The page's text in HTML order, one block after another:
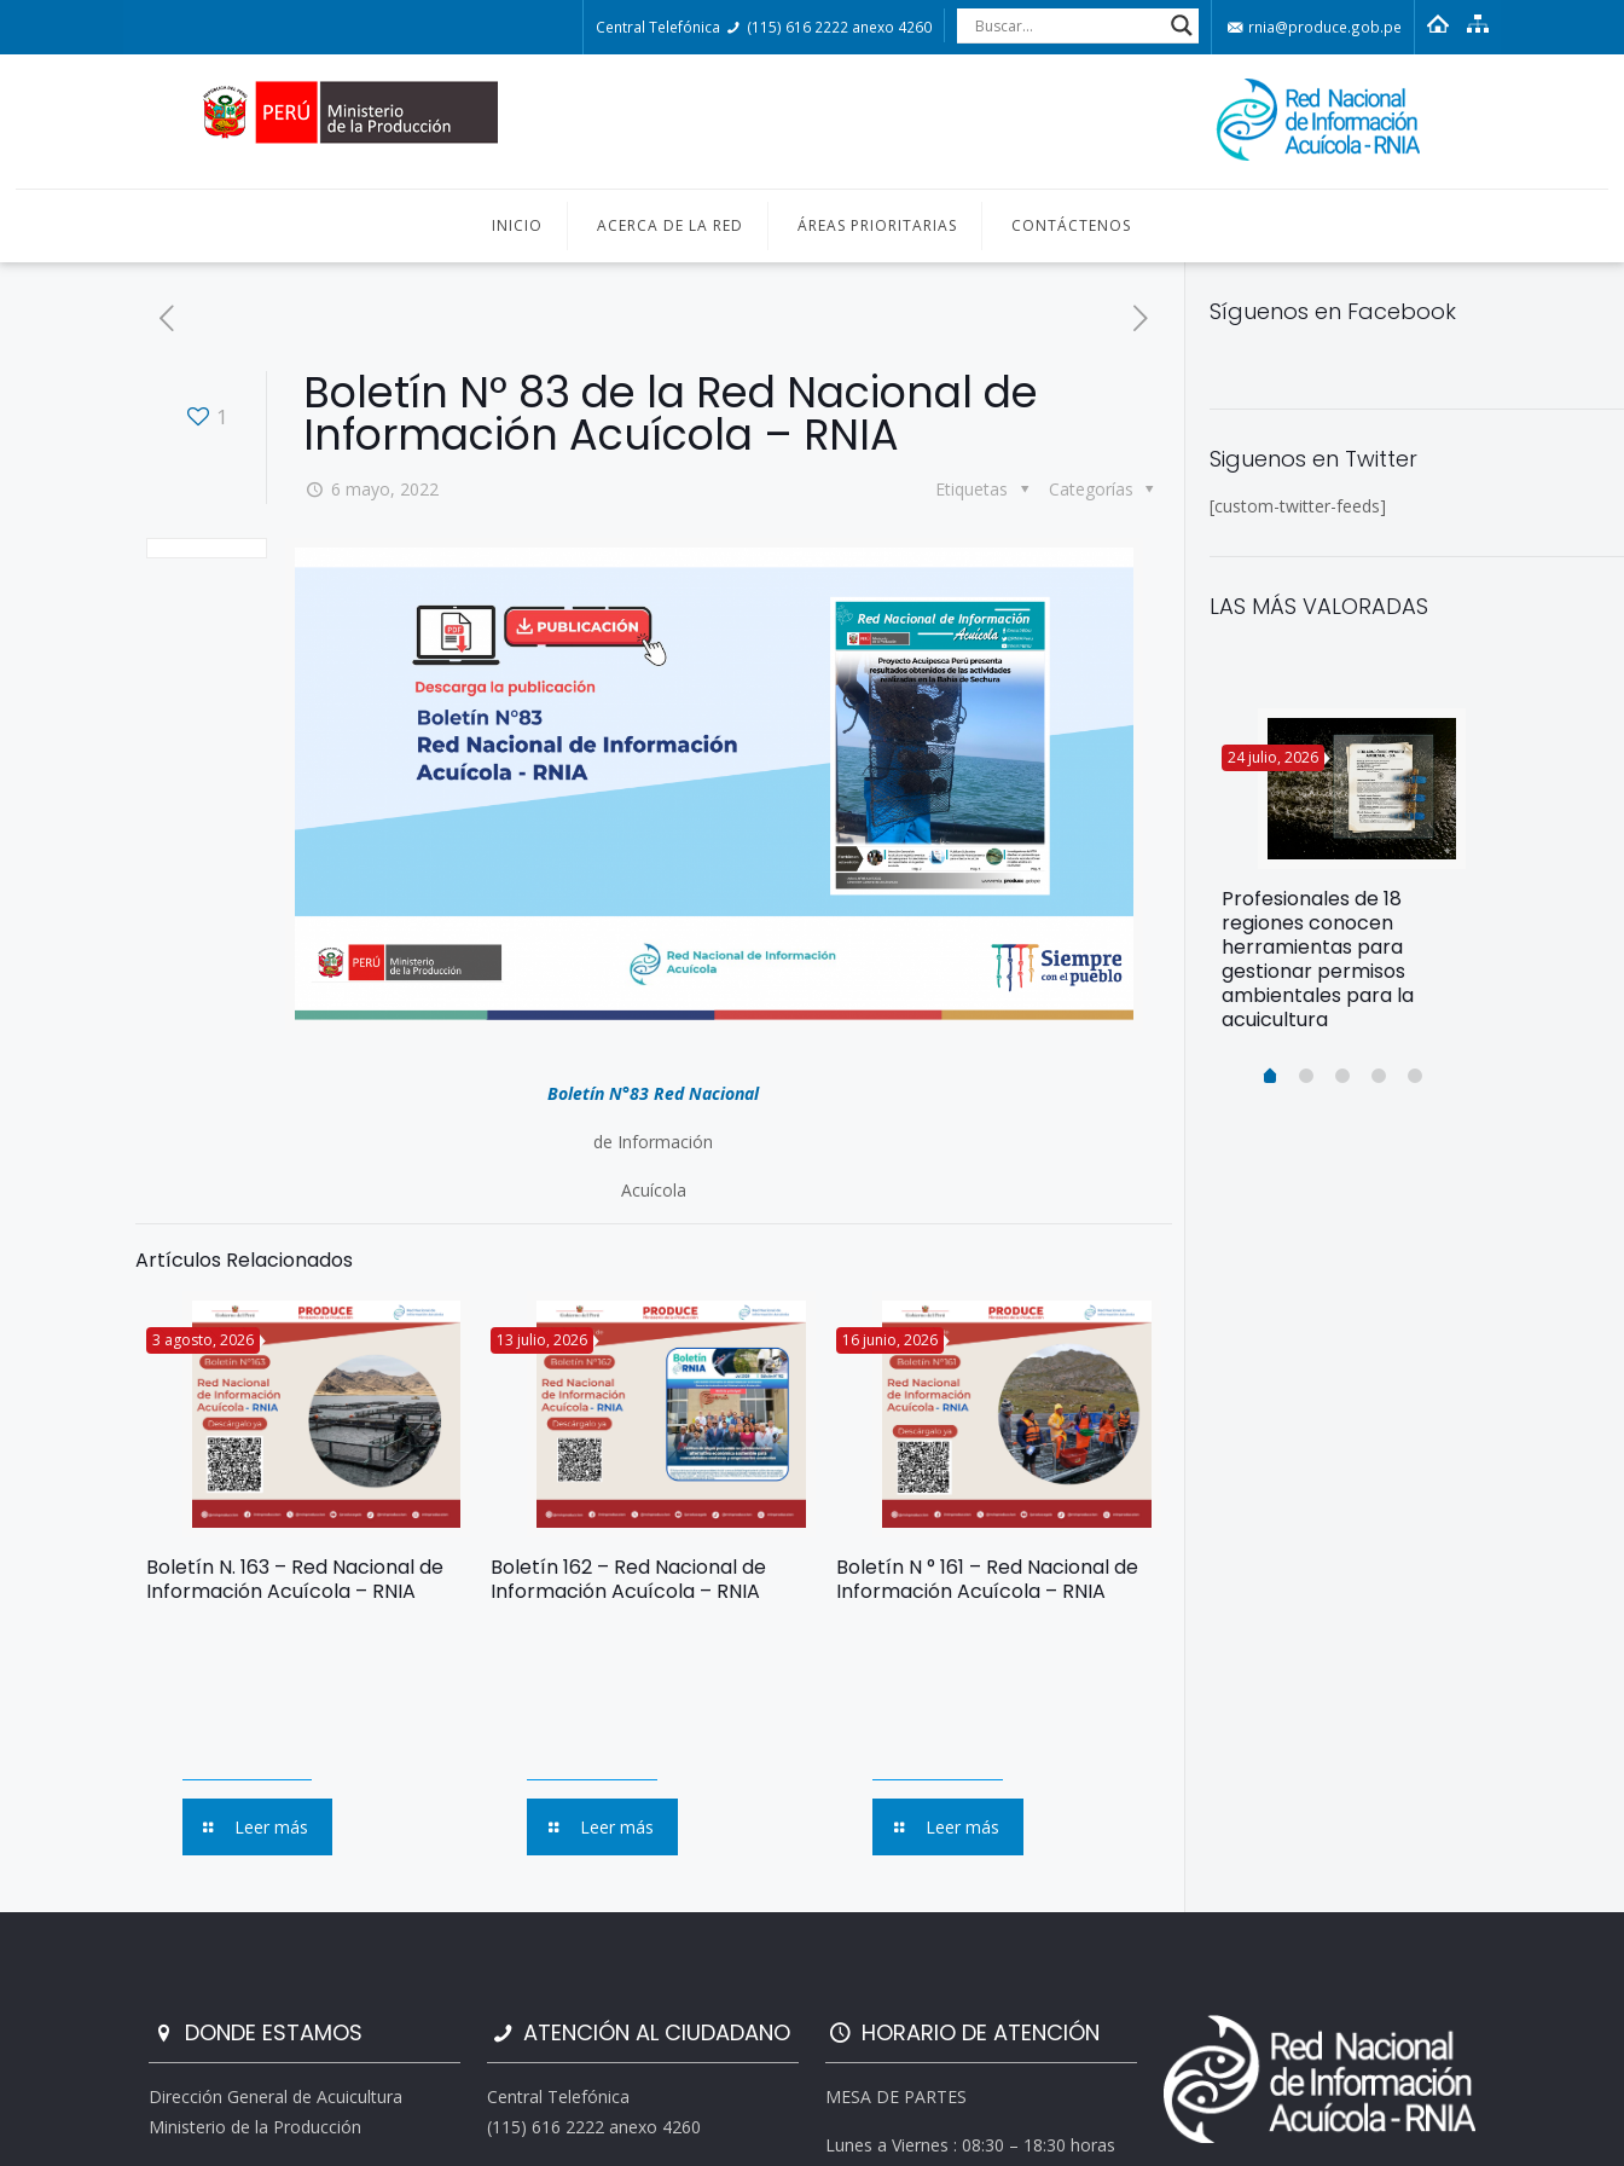
Central Telefónica (115) 616 2222 anexo 4260 rnia@produce.gob.pe
INICIO ACERCA DE LA RED ÁREAS PRIORITARIAS CONTÁCTENOS
1 Boletín N° 83 de la Red Nacional de
Información Acuícola – RNIA
6 mayo, 2022 Categorías
Etiquetas
Boletín N°83 Red Nacional
de Información
Acuícola
Artículos Relacionados
3 agosto, 2026
Boletín N. 163 – Red Nacional de
Información Acuícola – RNIA
Leer más
13 julio, 2026
Boletín 162 – Red Nacional de
Información Acuícola – RNIA
Leer más
16 junio, 2026
Boletín N ° 161 – Red Nacional de
Información Acuícola – RNIA
Leer más
Síguenos en Facebook
Siguenos en Twitter
[custom-twitter-feeds]
LAS MÁS VALORADAS
8 julio, 2026
Más de 30 expertos
generan acuerdos para
lograr acuicultura
sostenible y resiliente en
24 julio, 2026
Profesionales de 18
regiones conocen
herramientas para
gestionar permisos
ambientales para la
acuicultura
DONDE ESTAMOS
Dirección General de Acuicultura
Ministerio de la Producción
ATENCIÓN AL CIUDADANO
Central Telefónica
(115) 616 2222 anexo 4260
HORARIO DE ATENCIÓN
MESA DE PARTES
Lunes a Viernes : 08:30 – 18:30 horas